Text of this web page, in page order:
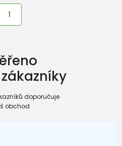
1
doporučuje
obchod